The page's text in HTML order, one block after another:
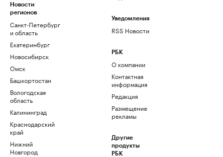
Новости
регионов
Санкт-Петербург
и область
Екатеринбург
Новосибирск
Омск
Башкортостан
Вологодская
область
Калининград
Краснодарский
край
Нижний
Новгород
Уведомления
RSS Новости
РБК
О компании
Контактная
информация
Редакция
Размещение
рекламы
Другие
продукты
РБК